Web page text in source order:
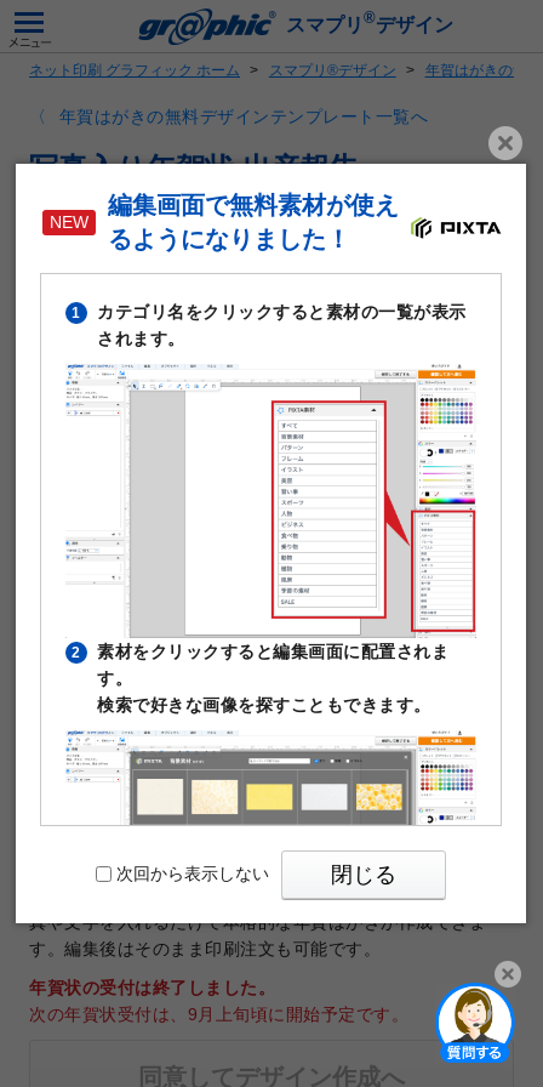
スマプリ ®デザイン
ネット印刷 グラフィック ホーム スマプリ®デザイン 年賀はがきの無
年賀はがきの無料デザインテンプレート一覧へ
写真入り年賀状 出産報告
テンプレートNo.36141
商品：年賀はがき
年賀はがきサイズ（100×148mm）
年賀はがき作成に使える無料デザインテンプレートです。写
真や文字を入れるだけで本格的な年賀はがきが作成できま
す。編集後はそのまま印刷注文も可能です。
年賀状の受付は終了しました。
次の年賀状受付は、9月上旬頃に開始予定です。
同意してデザイン作成へ
編集画面で無料素材が使え
るようになりました！
1
カテゴリ名をクリックすると素材の一覧が表示
されます。
2
素材をクリックすると編集画面に配置されま
す。
検索で好きな画像を探すこともできます。
3
PIXTAの透かし文字は印刷時に消えますのでご
次回から表示しない 閉じる
開く